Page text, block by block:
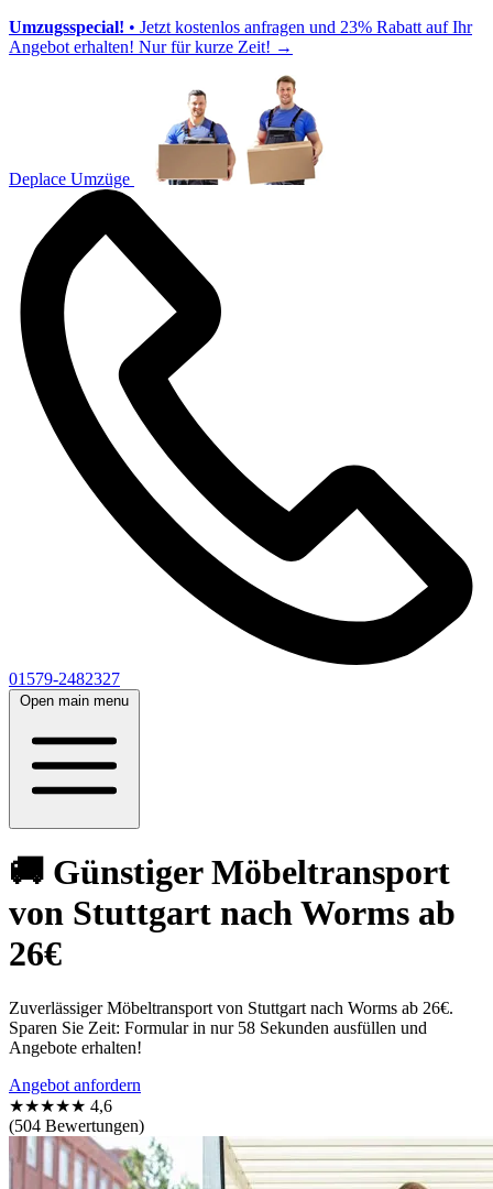
Umzugsspecial! • Jetzt kostenlos anfragen und 23% Rabatt auf Ihr
Angebot erhalten! Nur für kurze Zeit! →
Deplace Umzüge
01579-2482327
Open main menu
🚚 Günstiger Möbeltransport
von Stuttgart nach Worms ab
26€
Zuverlässiger Möbeltransport von Stuttgart nach Worms ab 26€.
Sparen Sie Zeit: Formular in nur 58 Sekunden ausfüllen und
Angebote erhalten!
Angebot anfordern
★★★★★ 4,6
(504 Bewertungen)